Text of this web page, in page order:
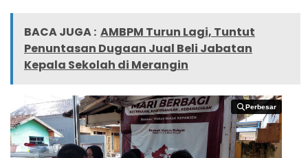
BACA JUGA : AMBPM Turun Lagi, Tuntut
Penuntasan Dugaan Jual Beli Jabatan
Kepala Sekolah di Merangin
Perbesar
Perbesar